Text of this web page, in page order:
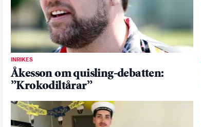
INRIKES
Åkesson om quisling-debatten:
”Krokodiltårar”